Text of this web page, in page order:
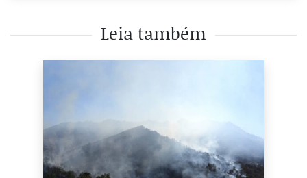
Leia também